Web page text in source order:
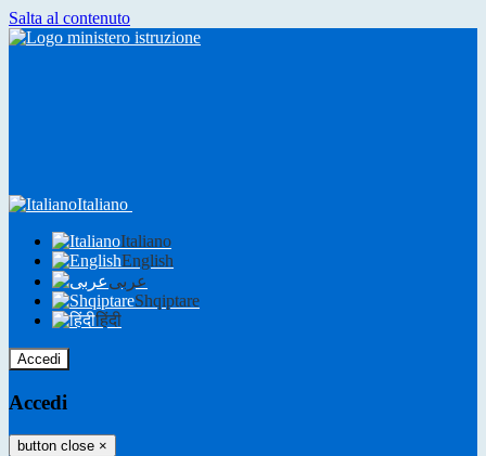
Salta al contenuto
Italiano
Italiano
English
عربى
Shqiptare
हिंदी
Accedi
Accedi
button close ×